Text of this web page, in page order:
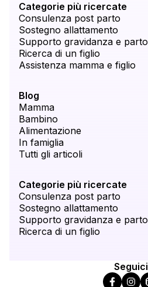
Categorie più ricercate
Consulenza post parto
Sostegno allattamento
Supporto gravidanza e parto
Ricerca di un figlio
Assistenza mamma e figlio
Blog
Mamma
Bambino
Alimentazione
In famiglia
Tutti gli articoli
Categorie più ricercate
Consulenza post parto
Sostegno allattamento
Supporto gravidanza e parto
Ricerca di un figlio
Seguici